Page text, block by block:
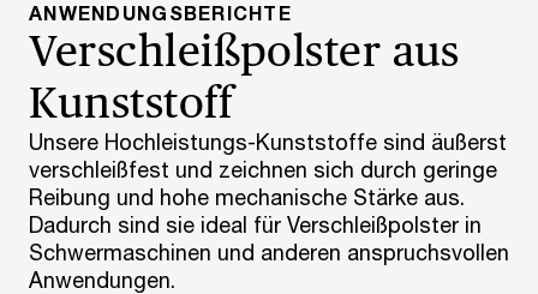
ANWENDUNGSBERICHTE
Verschleißpolster aus
Kunststoff
Unsere Hochleistungs-Kunststoffe sind äußerst
verschleißfest und zeichnen sich durch geringe
Reibung und hohe mechanische Stärke aus.
Dadurch sind sie ideal für Verschleißpolster in
Schwermaschinen und anderen anspruchsvollen
Anwendungen.